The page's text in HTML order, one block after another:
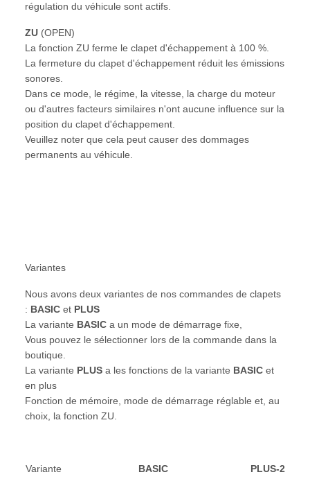
régulation du véhicule sont actifs.
ZU (OPEN)
La fonction ZU ferme le clapet d'échappement à 100 %.
La fermeture du clapet d'échappement réduit les émissions
sonores.
Dans ce mode, le régime, la vitesse, la charge du moteur
ou d'autres facteurs similaires n'ont aucune influence sur la
position du clapet d'échappement.
Veuillez noter que cela peut causer des dommages
permanents au véhicule.
Variantes
Nous avons deux variantes de nos commandes de clapets
: BASIC et PLUS
La variante BASIC a un mode de démarrage fixe,
Vous pouvez le sélectionner lors de la commande dans la
boutique.
La variante PLUS a les fonctions de la variante BASIC et
en plus
Fonction de mémoire, mode de démarrage réglable et, au
choix, la fonction ZU.
Variante BASIC
PLUS-2